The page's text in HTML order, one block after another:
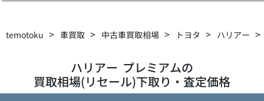
temotoku > 車買取 > 中古車買取相場 > トヨタ > ハリアー >
ハリアー プレミアムの
買取相場(リセール)下取り・査定価格